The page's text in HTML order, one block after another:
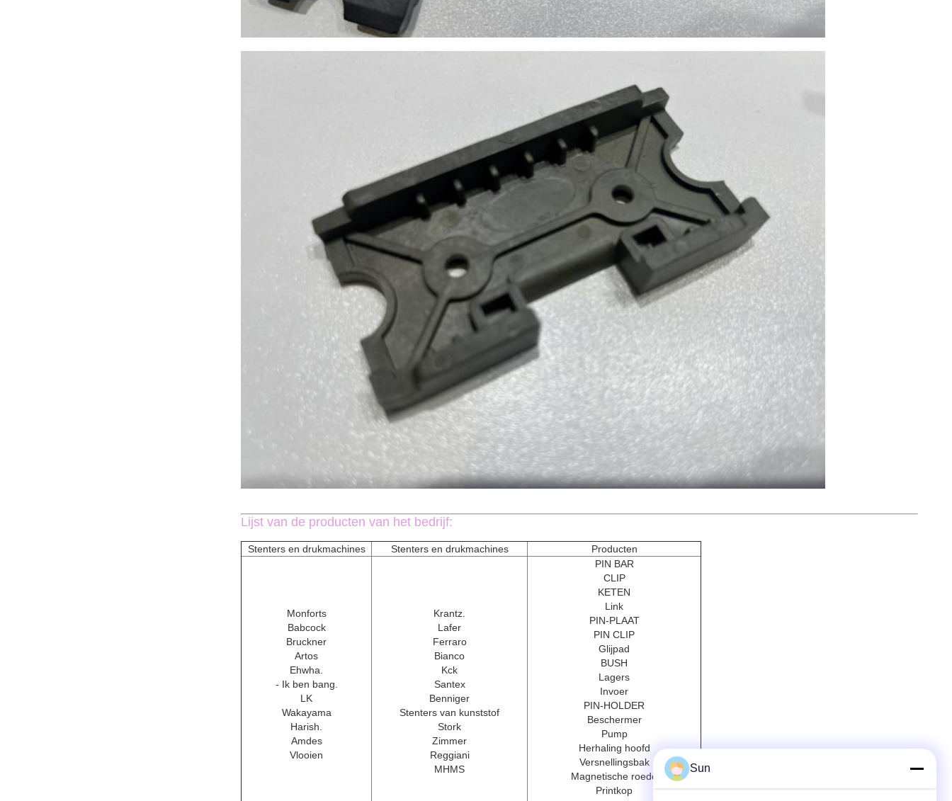
Lijst van de producten van het bedrijf:
Stenters en drukmachines Stenters en drukmachines Producten
Monforts
Babcock
Bruckner
Artos
Ehwha.
- Ik ben bang.
LK
Wakayama
Harish.
Amdes
Vlooien
Krantz.
Lafer
Ferraro
Bianco
Kck
Santex
Benniger
Stenters van kunststof
Stork
Zimmer
Reggiani
MHMS
PIN BAR
CLIP
KETEN
Link
PIN-PLAAT
PIN CLIP
Glijpad
BUSH
Lagers
Invoer
PIN-HOLDER
Beschermer
Pump
Herhaling hoofd
Versnellingsbak
Magnetische roede
Printkop
Sun